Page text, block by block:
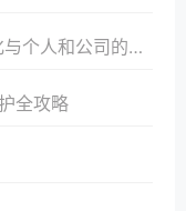
和公司的应对策略
全攻略